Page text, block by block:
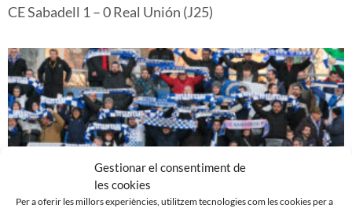
Gestionar el consentiment de
les cookies
Per a oferir les millors experiències, utilitzem tecnologies com les cookies per a
CE Sabadell 1 – 0 Real Unión (J25)